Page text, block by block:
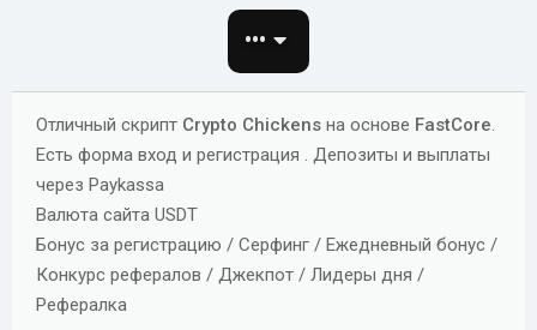
н
и
я
•••
Отличный скрипт Crypto Chickens на основе FastCore.
Eсть форма вход и регистрация . Депозиты и выплаты
через Paykassa
Валюта сайта USDT
Бонус за регистрацию / Серфинг / Ежедневный бонус /
Конкурс рефералов / Джекпот / Лидеры дня /
Рефералка